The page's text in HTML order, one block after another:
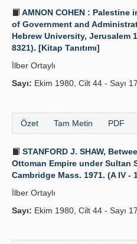
AMNON COHEN :
of Government and
Hebrew University, Jerusalem
8321). [Kitap Tanıtımı]
İlber Ortaylı
Sayı: Ekim 1980, Cilt 44 - Sayı
Özet Tam Metin PDF
STANFORD J. SHAW,
Ottoman Empire under Sultan
Cambridge Mass. 1971. (A IV -
İlber Ortaylı
Sayı: Ekim 1980, Cilt 44 - Sayı